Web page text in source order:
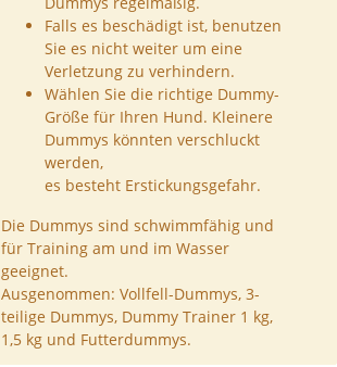
Falls es beschädigt ist, benutzen
Sie es nicht weiter um eine
Verletzung zu verhindern.
Wählen Sie die richtige Dummy-
Größe für Ihren Hund. Kleinere
Dummys könnten verschluckt
werden,
es besteht Erstickungsgefahr.
Die Dummys sind schwimmfähig und
für Training am und im Wasser
geeignet.
Ausgenommen: Vollfell-Dummys, 3-
teilige Dummys, Dummy Trainer 1 kg,
1,5 kg und Futterdummys.